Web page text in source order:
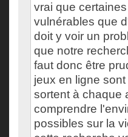
vrai que
vulnérables que
doit y voir un
que notre
faut donc être
jeux en ligne
sortent à chaque
comprendre
possibles sur la